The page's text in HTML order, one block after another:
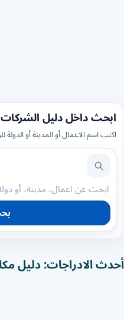
ابحث داخل دليل
اكتب اسم الاعمال أو المدينة أو
أحدث الادراجات: دليل